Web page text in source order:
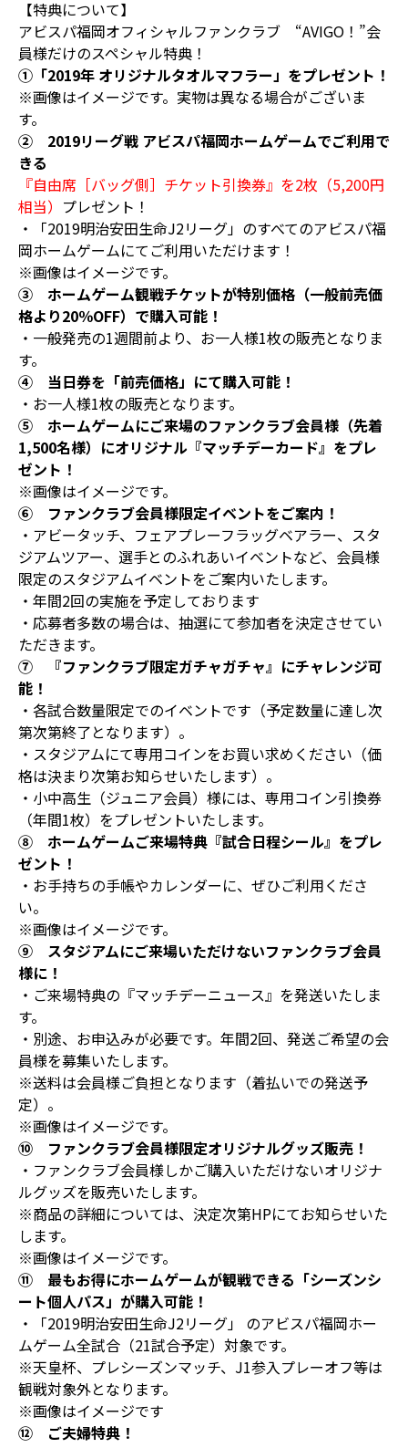
【特典について】
アビスパ福岡オフィシャルファンクラブ “AVIGO！”会
員様だけのスペシャル特典！
①「2019年 オリジナルタオルマフラー」をプレゼント！
※画像はイメージです。実物は異なる場合がございま
す。
② 2019リーグ戦 アビスパ福岡ホームゲームでご利用で
きる
『自由席［バッグ側］チケット引換券』を2枚（5,200円
相当） プレゼント！
・「2019明治安田生命J2リーグ」のすべてのアビスパ福
岡ホームゲームにてご利用いただけます！
※画像はイメージです。
③ ホームゲーム観戦チケットが特別価格（一般前売価
格より20％OFF）で購入可能！
・一般発売の1週間前より、お一人様1枚の販売となりま
す。
④ 当日券を「前売価格」にて購入可能！
・お一人様1枚の販売となります。
⑤ ホームゲームにご来場のファンクラブ会員様（先着
1,500名様）にオリジナル『マッチデーカード』をプレ
ゼント！
※画像はイメージです。
⑥ ファンクラブ会員様限定イベントをご案内！
・アビータッチ、フェアプレーフラッグベアラー、スタ
ジアムツアー、選手とのふれあいイベントなど、会員様
限定のスタジアムイベントをご案内いたします。
・年間2回の実施を予定しております
・応募者多数の場合は、抽選にて参加者を決定させてい
ただきます。
⑦ 『ファンクラブ限定ガチャガチャ』にチャレンジ可
能！
・各試合数量限定でのイベントです（予定数量に達し次
第次第終了となります）。
・スタジアムにて専用コインをお買い求めください（価
格は決まり次第お知らせいたします）。
・小中高生（ジュニア会員）様には、専用コイン引換券
（年間1枚）をプレゼントいたします。
⑧ ホームゲームご来場特典『試合日程シール』をプレ
ゼント！
・お手持ちの手帳やカレンダーに、ぜひご利用くださ
い。
※画像はイメージです。
⑨ スタジアムにご来場いただけないファンクラブ会員
様に！
・ご来場特典の『マッチデーニュース』を発送いたしま
す。
・別途、お申込みが必要です。年間2回、発送ご希望の会
員様を募集いたします。
※送料は会員様ご負担となります（着払いでの発送予
定）。
※画像はイメージです。
⑩ ファンクラブ会員様限定オリジナルグッズ販売！
・ファンクラブ会員様しかご購入いただけないオリジナ
ルグッズを販売いたします。
※商品の詳細については、決定次第HPにてお知らせいた
します。
※画像はイメージです。
⑪ 最もお得にホームゲームが観戦できる「シーズンシ
ート個人パス」が購入可能！
・「2019明治安田生命J2リーグ」 のアビスパ福岡ホー
ムゲーム全試合（21試合予定）対象です。
※天皇杯、プレシーズンマッチ、J1参入プレーオフ等は
観戦対象外となります。
※画像はイメージです
⑫ ご夫婦特典！